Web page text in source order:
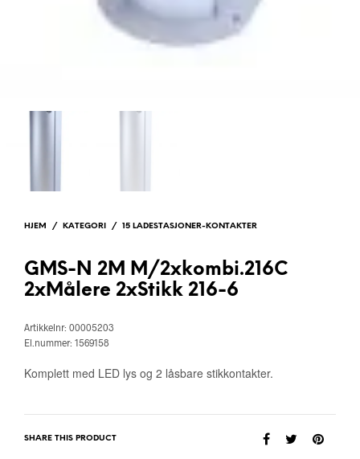
HJEM / KATEGORI / 15 LADESTASJONER-KONTAKTER
GMS-N 2M M/2xkombi.216C
2xMålere 2xStikk 216-6
Artikkelnr: 00005203
El.nummer: 1569158
Komplett med LED lys og 2 låsbare stikkontakter.
SHARE THIS PRODUCT